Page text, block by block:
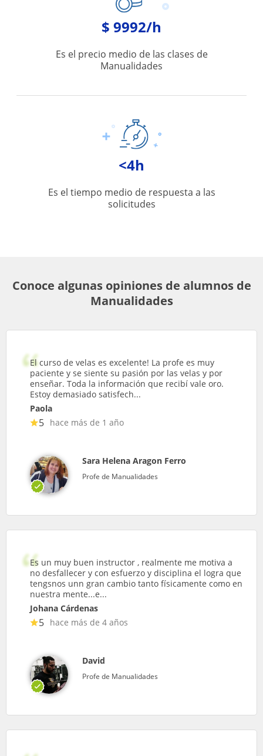
$ 9992/h
Es el precio medio de las clases de
Manualidades
<4h
Es el tiempo medio de respuesta a las
solicitudes
Conoce algunas opiniones de alumnos de
Manualidades
El curso de velas es excelente! La profe es muy
paciente y se siente su pasión por las velas y por
enseñar. Toda la información que recibí vale oro.
Estoy demasiado satisfech...
Paola
5 hace más de 1 año
Sara Helena Aragon Ferro
Profe de Manualidades
Es un muy buen instructor , realmente me motiva a
no desfallecer y con esfuerzo y disciplina el logra que
tengsnos unn gran cambio tanto físicamente como en
nuestra mente...e...
Johana Cárdenas
5 hace más de 4 años
David
Profe de Manualidades